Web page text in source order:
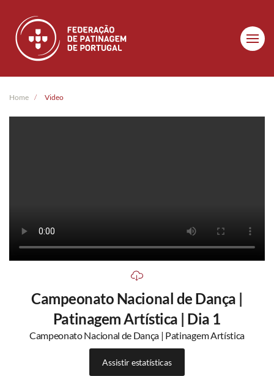
Skip to main content
Home Video
Campeonato Nacional de Dança |
Patinagem Artística | Dia 1
Campeonato Nacional de Dança | Patinagem Artística
Assistir estatísticas